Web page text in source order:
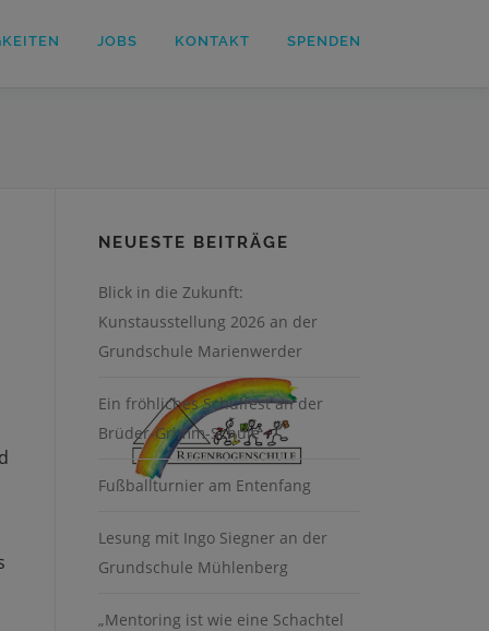
JOBS KONTAKT SPENDEN
NEUESTE BEITRÄGE
Blick in die Zukunft:
Kunstausstellung 2026 an der
Grundschule Marienwerder
Ein fröhliches Schulfest an der
Brüder-Grimm-Schule
Fußballturnier am Entenfang
Lesung mit Ingo Siegner an der
Grundschule Mühlenberg
„Mentoring ist wie eine Schachtel